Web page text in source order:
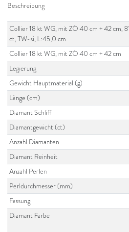
Beschreibung
Collier 18 kt WG, mit ZÖ 40 cm + 42 cm,
ct, TW-si, L:45,0 cm
Collier 18 kt WG, mit ZÖ 40 cm + 42 cm
Legierung
Gewicht Hauptmaterial (g)
Länge (cm)
Diamant Schliff
Diamantgewicht (ct)
Anzahl Diamanten
Diamant Reinheit
Anzahl Perlen
Perldurchmesser (mm)
Fassung
Diamant Farbe